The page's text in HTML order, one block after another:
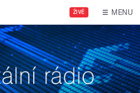
ŽIVĚ MENU